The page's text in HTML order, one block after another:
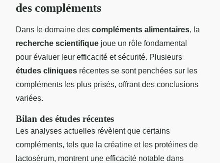
des compléments
Dans le domaine des compléments alimentaires, la
recherche scientifique joue un rôle fondamental
pour évaluer leur efficacité et sécurité. Plusieurs
études cliniques récentes se sont penchées sur les
compléments les plus prisés, offrant des conclusions
variées.
Bilan des études récentes
Les analyses actuelles révèlent que certains
compléments, tels que la créatine et les protéines de
lactosérum, montrent une efficacité notable dans